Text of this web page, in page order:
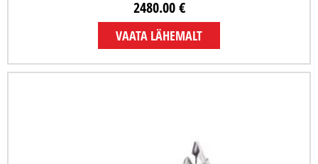
2480.00 €
VAATA LÄHEMALT